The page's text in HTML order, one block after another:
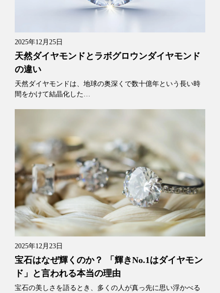
2025年12月25日
天然ダイヤモンドとラボグロウンダイヤモンド
の違い
天然ダイヤモンドは、地球の奥深くで数十億年という長い時
間をかけて結晶化した…
2025年12月23日
宝石はなぜ輝くのか？ 「輝きNo.1はダイヤモン
ド」と言われる本当の理由
宝石の美しさを語るとき、多くの人が真っ先に思い浮かべる